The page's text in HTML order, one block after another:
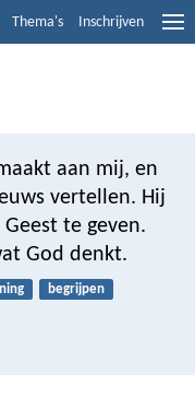
Thema's Inschrijven
aan mij, en
vertellen. Hij
te geven.
God denkt.
begrijpen